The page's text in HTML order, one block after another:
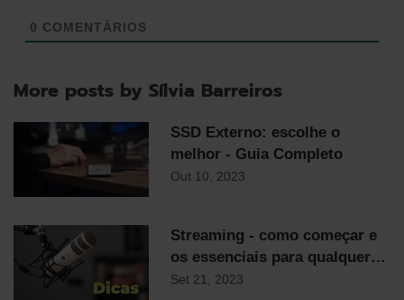
0 COMENTÁRIOS
More posts by Sílvia Barreiros
SSD Externo: escolhe o
melhor - Guia Completo
Out 10, 2023
Streaming - como começar e
os essenciais para qualquer
streamer
Set 21, 2023